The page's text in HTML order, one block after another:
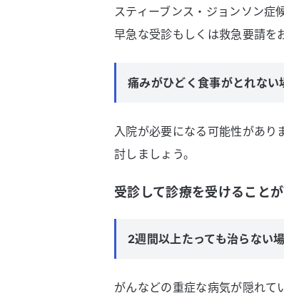
スティーブンス・ジョンソン症
早急な受診もしくは救急要請を
痛みがひどく食事がとれない
入院が必要になる可能性があり
討しましょう。
受診して診療を受けること
2週間以上たっても治らない
がんなどの重症な病気が隠れて